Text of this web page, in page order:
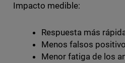
Impacto medible:
Respuesta más
Menos falsos
Menor fatiga de los